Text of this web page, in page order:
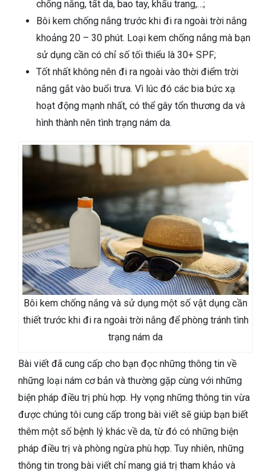
chống nắng, tất da, bao tay, khẩu trang,…;
Bôi kem chống nắng trước khi đi ra ngoài trời nắng
khoảng 20 – 30 phút. Loại kem chống nắng mà bạn
sử dụng cần có chỉ số tối thiểu là 30+ SPF;
Tốt nhất không nên đi ra ngoài vào thời điểm trời
nắng gắt vào buổi trưa. Vì lúc đó các bia bức xạ
hoạt động mạnh nhất, có thể gây tổn thương da và
hình thành nên tình trạng nám da.
Bôi kem chống nắng và sử dụng một số vật dụng cần
thiết trước khi đi ra ngoài trời nắng để phòng tránh tình
trạng nám da
Bài viết đã cung cấp cho bạn đọc những thông tin về
những loại nám cơ bản và thường gặp cùng với những
biện pháp điều trị phù hợp. Hy vọng những thông tin vừa
được chúng tôi cung cấp trong bài viết sẽ giúp bạn biết
thêm một số bệnh lý khác về da, từ đó có những biện
pháp điều trị và phòng ngừa phù hợp. Tuy nhiên, những
thông tin trong bài viết chỉ mang giá trị tham khảo và